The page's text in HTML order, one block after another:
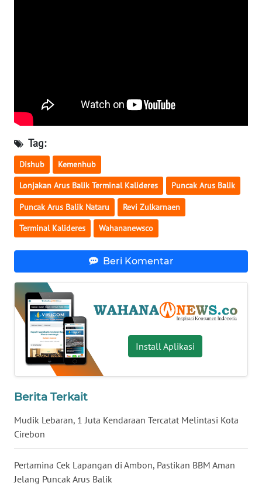
Tag:
Dishub Kemenhub
Lonjakan Arus Balik Terminal Kalideres Puncak Arus Balik
Puncak Arus Balik Nataru Revi Zulkarnaen
Terminal Kalideres Wahananewsco
Beri Komentar
Install Aplikasi
Berita Terkait
Mudik Lebaran, 1 Juta Kendaraan Tercatat Melintasi Kota
Cirebon
Pertamina Cek Lapangan di Ambon, Pastikan BBM Aman
Jelang Puncak Arus Balik
WN
WN
SULTENG
WN
SULBAR
WN
WN
SUMBAR
WN
SUMSEL
WN
BENGKULU
WN
LAMPUNG
WN
JATENG